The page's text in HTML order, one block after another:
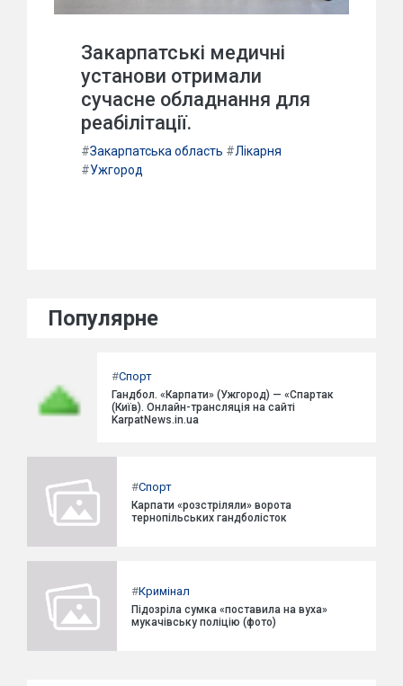
Закарпатські медичні
установи отримали
сучасне обладнання для
реабілітації.
#Закарпатська область #Лікарня
#Ужгород
Популярне
#Спорт
Гандбол. «Карпати» (Ужгород) — «Спартак
(Київ). Онлайн-трансляція на сайті
KarpatNews.in.ua
#Спорт
Карпати «розстріляли» ворота
тернопільських гандболісток
#Кримінал
Підозріла сумка «поставила на вуха»
мукачівську поліцію (фото)